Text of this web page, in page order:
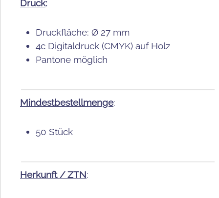
Druck:
Druckfläche: Ø 27 mm
4c Digitaldruck (CMYK) auf Holz
Pantone möglich
Mindestbestellmenge:
50 Stück
Herkunft / ZTN: